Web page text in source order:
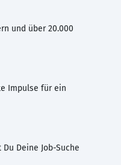
und über 20.000
Impulse für ein
Deine Job-Suche